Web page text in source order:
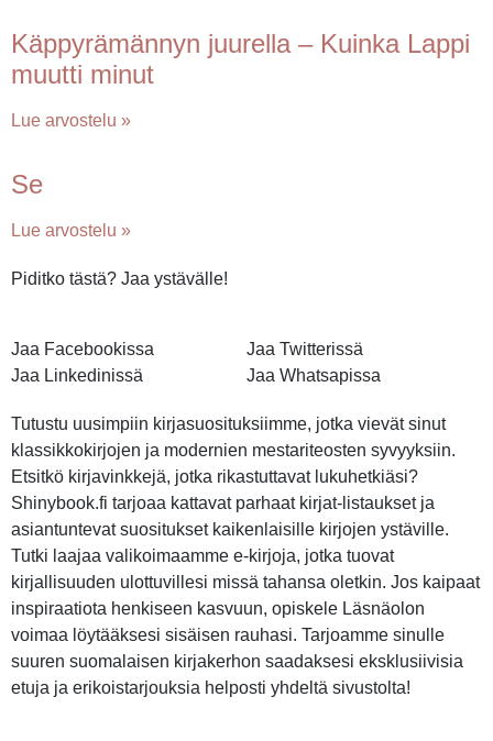
Käppyrämännyn juurella – Kuinka Lappi
muutti minut
Lue arvostelu »
Se
Lue arvostelu »
Piditko tästä? Jaa ystävälle!
Jaa Facebookissa
Jaa Twitterissä
Jaa Linkedinissä
Jaa Whatsapissa
Tutustu uusimpiin kirjasuosituksiimme, jotka vievät sinut
klassikkokirjojen ja modernien mestariteosten syvyyksiin.
Etsitkö kirjavinkkejä, jotka rikastuttavat lukuhetkiäsi?
Shinybook.fi tarjoaa kattavat parhaat kirjat-listaukset ja
asiantuntevat suositukset kaikenlaisille kirjojen ystäville.
Tutki laajaa valikoimaamme e-kirjoja, jotka tuovat
kirjallisuuden ulottuvillesi missä tahansa oletkin. Jos kaipaat
inspiraatiota henkiseen kasvuun, opiskele Läsnäolon
voimaa löytääksesi sisäisen rauhasi. Tarjoamme sinulle
suuren suomalaisen kirjakerhon saadaksesi eksklusiivisia
etuja ja erikoistarjouksia helposti yhdeltä sivustolta!